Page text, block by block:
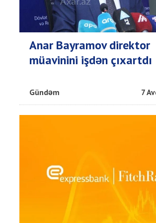
Anar Bayramov direktor
müavinini işdən çıxartdı
Gündəm 7